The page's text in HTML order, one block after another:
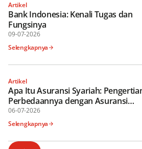
Artikel
Bank Indonesia: Kenali Tugas dan
Fungsinya
09-07-2026
Selengkapnya
Artikel
Apa Itu Asuransi Syariah:
Perbedaannya dengan Asuransi
Konvensional
06-07-2026
Selengkapnya